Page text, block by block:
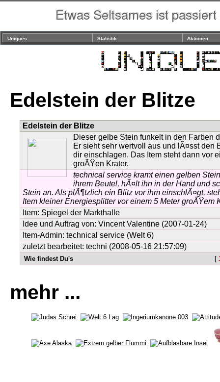
Uniques Statistik Aktionen
Edelstein der Blitze
Edelstein der Blitze
Dieser gelbe Stein funkelt in den Farben
Er sieht sehr wertvoll aus und lÃ¤sst den
dir einschlagen. Das Item steht dann vor
groÃŸen Krater.
technical service kramt einen gelben
ihrem Beutel, hÃ¤lt ihn in der Hand und
Stein an. Als plÃ¶tzlich ein Blitz vor ihm einschlÃ¤gt,
Item kleiner Energiesplitter vor einem 5 Meter groÃŸem
Item: Spiegel der Markthalle
Idee und Auftrag von: Vincent Valentine (2007-01-24)
Item-Admin: technical service (Welt 6)
zuletzt bearbeitet: techni (2008-05-16 21:57:09)
Wie findest Du's [
mehr ...